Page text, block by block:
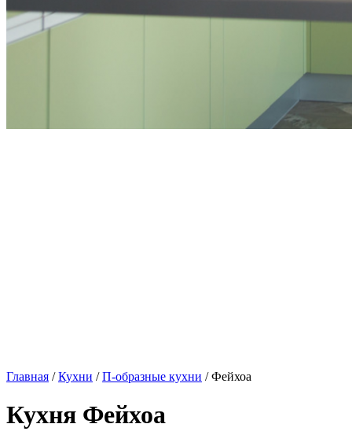
Главная /Кухни /П-образные кухни / Фейхоа
Кухня Фейхоа